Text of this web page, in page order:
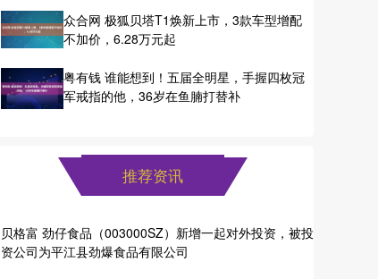
众合网 极狐贝塔T1焕新上市，3款车型增配
不加价，6.28万元起
粤有钱 谁能想到！五届全明星，手握四枚冠
军戒指的他，36岁在鱼腩打替补
推荐资讯
贝格富 劲仔食品（003000SZ）新增一起对外投资，被投
资公司为平江县劲爆食品有限公司